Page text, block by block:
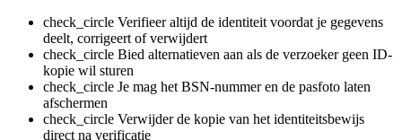
check_circle Verifieer altijd de identiteit voordat je gegevens
deelt, corrigeert of verwijdert
check_circle Bied alternatieven aan als de verzoeker geen ID-
kopie wil sturen
check_circle Je mag het BSN-nummer en de pasfoto laten
afschermen
check_circle Verwijder de kopie van het identiteitsbewijs
direct na verificatie